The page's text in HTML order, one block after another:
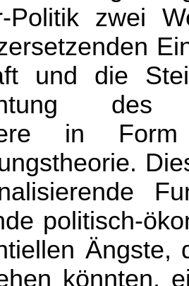
Politik zwei
und die
des
in Form
politisch-
Ängste,
könnten,